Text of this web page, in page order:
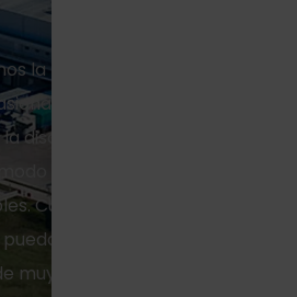
la logística como una
para la cual es
disciplina, el orden y la
tal de resolver todos
Cumplimos un rol clave
hacer negocios
muy variadas industrias.“